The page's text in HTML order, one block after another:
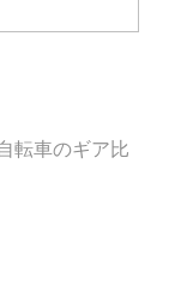
転車のギア比